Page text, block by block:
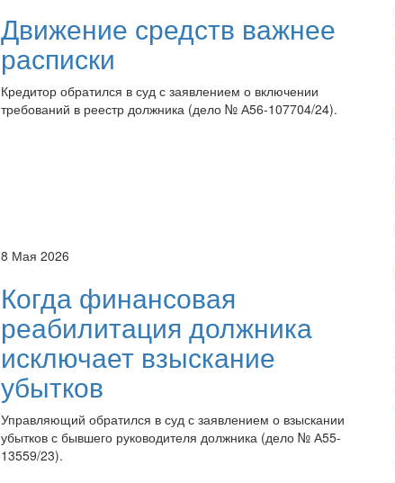
Движение средств важнее
расписки
Кредитор обратился в суд с заявлением о включении
требований в реестр должника (дело № А56-107704/24).
8 Мая 2026
Когда финансовая
реабилитация должника
исключает взыскание
убытков
Управляющий обратился в суд с заявлением о взыскании
убытков с бывшего руководителя должника (дело № А55-
13559/23).